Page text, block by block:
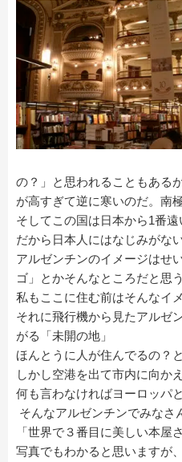
の？」と思われることもある
が高すぎて逆に寒いのだ。南
そしてこの国は日本から1番遠
だから日本人にはなじみがな
アルゼンチンのイメージはせ
ゴ」とかそんなところだと思う
私もここに住む前はそんなイ
それに飛行機から見たアルゼ
がる「未開の地」
ほんとうに人が住んでるの？
しかし空港を出て市内に向か
何も言わなければヨーロッパ
そんなアルゼンチンでみなさ
「世界で３番目に美しい本屋さ
写真でもわかると思いますが